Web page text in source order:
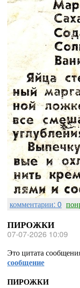
комментарии: 0
ПИРОЖКИ
07-07-2026 10:09
Это цитата
сообщение
ПИРОЖКИ